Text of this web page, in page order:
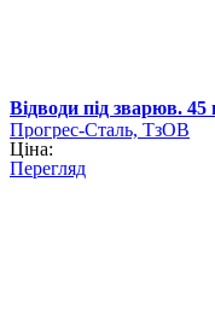
Відводи під зварюв.
Прогрес-Сталь, ТзОВ
Ціна:
Перегляд